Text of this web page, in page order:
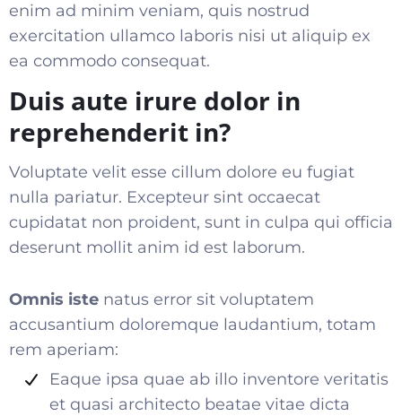
enim ad minim veniam, quis nostrud
exercitation ullamco laboris nisi ut aliquip ex
ea commodo consequat.
Duis aute irure dolor in
reprehenderit in?
Voluptate velit esse cillum dolore eu fugiat
nulla pariatur. Excepteur sint occaecat
cupidatat non proident, sunt in culpa qui officia
deserunt mollit anim id est laborum.
Omnis iste natus error sit voluptatem
accusantium doloremque laudantium, totam
rem aperiam:
Eaque ipsa quae ab illo inventore veritatis
et quasi architecto beatae vitae dicta